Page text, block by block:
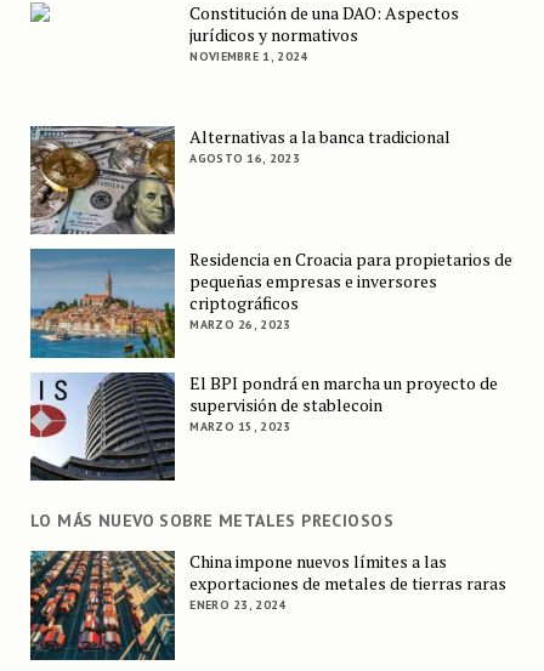
Constitución de una DAO: Aspectos
jurídicos y normativos
NOVIEMBRE 1, 2024
Alternativas a la banca tradicional
AGOSTO 16, 2023
Residencia en Croacia para propietarios de
pequeñas empresas e inversores
criptográficos
MARZO 26, 2023
El BPI pondrá en marcha un proyecto de
supervisión de stablecoin
MARZO 15, 2023
LO MÁS NUEVO SOBRE METALES PRECIOSOS
China impone nuevos límites a las
exportaciones de metales de tierras raras
ENERO 23, 2024